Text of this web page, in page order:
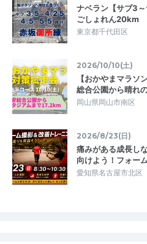
ナベラン【サブ3
ごしょれん20km
東京都千代田区
2026/10/10(土)
【おかやまマラ
総合公園から晴れ
岡山県岡山市南区
2026/8/23(日)
痛みがある成長し
向けよう！フォー
愛知県名古屋市北区